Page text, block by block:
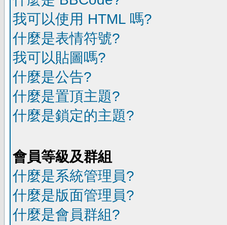
我可以使用 HTML 嗎?
什麼是表情符號?
我可以貼圖嗎?
什麼是公告?
什麼是置頂主題?
什麼是鎖定的主題?
會員等級及群組
什麼是系統管理員?
什麼是版面管理員?
什麼是會員群組?